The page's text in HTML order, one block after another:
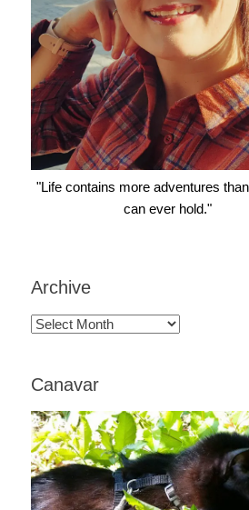
"Life contains more adventures
can ever hold."
Archive
Archive
Canavar